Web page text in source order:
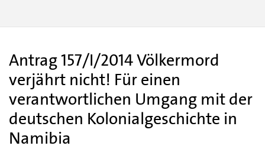
Antrag 157/I/2014 Völkermord
verjährt nicht! Für einen
verantwortlichen Umgang mit der
deutschen Kolonialgeschichte in
Namibia